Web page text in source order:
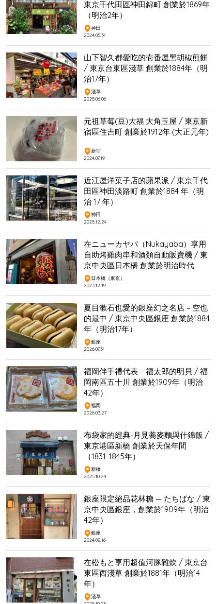
東京千代田區神田錦町 創業於1869年
（明治2年）
神田
2024.05.31
山下智久都愛吃的壱番屋黑胡椒煎餅
/ 東京台東區淺草 創業於1884年（明
治17年）
淺草
2025.06.06
元祖草莓(豆)大福 大角玉屋 / 東京新
宿區住吉町 創業於1912年 (大正元年)
新宿
2024.07.19
近江屋洋菓子店的蘋果派 / 東京千代
田區神田淡路町 創業於1884 年（明
治 17 年）
神田
2025.12.24
在ニューカヤバ（Nukayaba）享用
自助烤雞肉串和酒類自動販賣機 / 東
京中央區日本橋 創業於明治時代
日本橋（東京）
2023.12.19
夏目漱石也愛的銀座幻之名店 – 空也
的最中 / 東京中央區銀座 創業於1884
年（明治17年）
銀座
2026.07.31
福岡伴手禮代表 – 福太郎的明貝 / 福
岡南區五十川 創業於1909年（明治
42年）
福岡
2026.03.27
布袋家的經典-月見蕎麥麵與什錦飯 /
東京港區新橋 創業於天保年間
（1831–1845年）
新橋
2025.10.24
銀座限定絕品花林糖 — たちばな / 東
京中央區銀座，創業於1909年（明治
42年）
銀座
2024.08.16
在松もと享用超值河豚雜炊 / 東京台
東區西淺草 創業於1881年（明治14
年）
淺草